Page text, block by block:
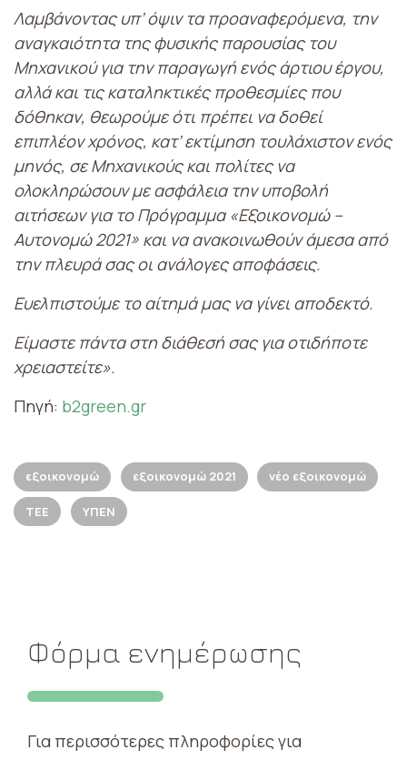
Λαμβάνοντας υπ’ όψιν τα προαναφερόμενα, την
αναγκαιότητα της φυσικής παρουσίας του
Μηχανικού για την παραγωγή ενός άρτιου έργου,
αλλά και τις καταληκτικές προθεσμίες που
δόθηκαν, θεωρούμε ότι πρέπει να δοθεί
επιπλέον χρόνος, κατ’ εκτίμηση τουλάχιστον ενός
μηνός, σε Μηχανικούς και πολίτες να
ολοκληρώσουν με ασφάλεια την υποβολή
αιτήσεων για το Πρόγραμμα «Εξοικονομώ –
Αυτονομώ 2021» και να ανακοινωθούν άμεσα από
την πλευρά σας οι ανάλογες αποφάσεις.
Ευελπιστούμε το αίτημά μας να γίνει αποδεκτό.
Είμαστε πάντα στη διάθεσή σας για οτιδήποτε
χρειαστείτε».
Πηγή: b2green.gr
εξοικονομώ εξοικονομώ 2021 νέο εξοικονομώ
ΤΕΕ ΥΠΕΝ
Φόρμα ενημέρωσης
Για περισσότερες πληροφορίες για